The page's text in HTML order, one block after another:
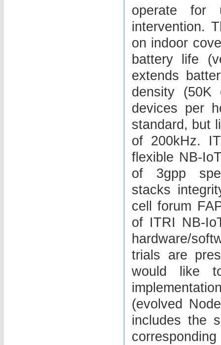
operate for
intervention.
on indoor
battery life
extends
density (50K
devices per
standard, but
of 200kHz.
flexible NB-
of 3gpp
stacks
cell forum
of ITRI NB-
hardware/
trials are
would like
(evolved
includes the